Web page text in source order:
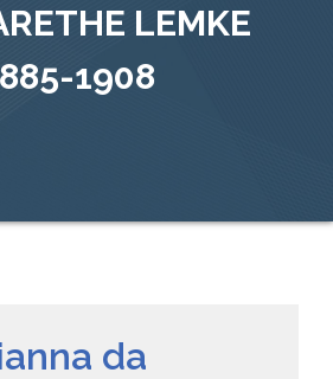
LEMKE
1908
da